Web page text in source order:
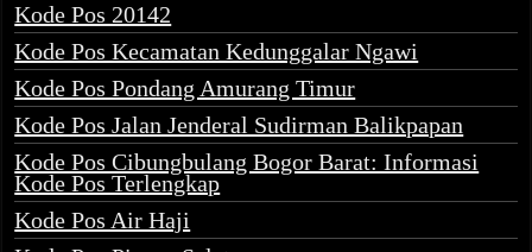
Kode Pos 20142
Kode Pos Kecamatan Kedunggalar Ngawi
Kode Pos Pondang Amurang Timur
Kode Pos Jalan Jenderal Sudirman Balikpapan
Kode Pos Cibungbulang Bogor Barat: Informasi
Kode Pos Terlengkap
Kode Pos Air Haji